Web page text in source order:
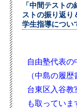
「中間テスト
ストの振り返り
学生指導につい
自由塾代表の
（中島の履
台東区入谷教
も取っていま